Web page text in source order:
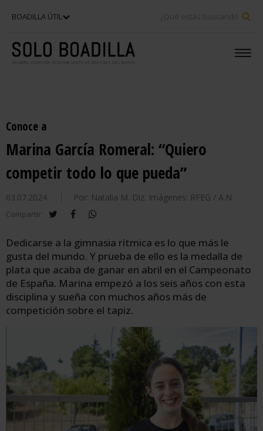
BOADILLA ÚTIL
Conoce a
Marina García Romeral: “Quiero
competir todo lo que pueda”
03.07.2024 Por: Natalia M. Diz. Imágenes: RFEG / A.N.
Compartir: twitterfacebook
Dedicarse a la gimnasia rítmica es lo que más le
gusta del mundo. Y prueba de ello es la medalla de
plata que acaba de ganar en abril en el Campeonato
de España. Marina empezó a los seis años con esta
disciplina y sueña con muchos años más de
competición sobre el tapiz.